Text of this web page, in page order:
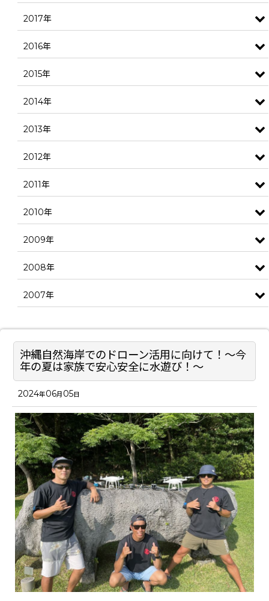
沖縄自然海岸でのドローン活用に向けて！～今
年の夏は家族で安心安全に水遊び！～
2024年06月 05日
2017年
2016年
2015年
2014年
2013年
2012年
2011年
2010年
2009年
2008年
2007年